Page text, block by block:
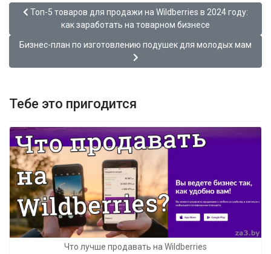
Предыдущий: Топ-5 товаров для продажи на Wildberries в
Топ-5 товаров для продажи на Wildberries в 2024 году:
как заработать на товарном бизнесе
Следующий: Бизнес-план по изготовлению подушек для
Бизнес-план по изготовлению подушек для молодых мам
Тебе это пригодится
Что лучше продавать на Wildberries